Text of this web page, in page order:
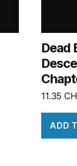
Dead
11.35
ADD